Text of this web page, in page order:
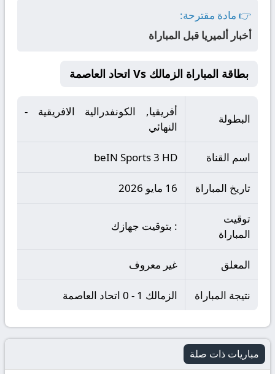
👉 مادة مقترحة:
أخبار ألميريا قبل المباراة
بطاقة المباراة الزمالك Vs اتحاد العاصمة
البطولة
أفريقيا, الكونفدرالية الافريقية -
النهائي
اسم القناة beIN Sports 3 HD
تاريخ المباراة 16 مايو 2026
توقيت
المباراة
: بتوقيت جهازك
المعلق غير معروف
نتيجة المباراة الزمالك 1 - 0 اتحاد العاصمة
مباريات ذات صلة